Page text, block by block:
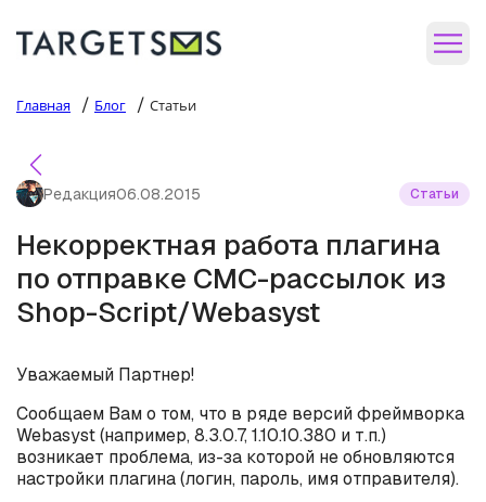
Главная / Блог / Статьи
Редакция06.08.2015 Статьи
Некорректная работа плагина
по отправке СМС-рассылок из
Shop-Script/Webasyst
Уважаемый Партнер!
Сообщаем Вам о том, что в ряде версий фреймворка
Webasyst (например, 8.3.0.7, 1.10.10.380 и т.п.)
возникает проблема, из-за которой не обновляются
настройки плагина (логин, пароль, имя отправителя).